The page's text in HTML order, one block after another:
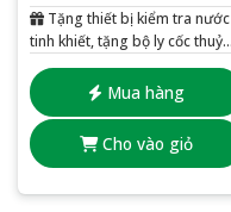
Mua hàng
Cho vào giỏ
Tặng thiết bị kiểm tra nước
tinh khiết, tặng bộ ly cốc thuỷ
tinh 6 chiếc